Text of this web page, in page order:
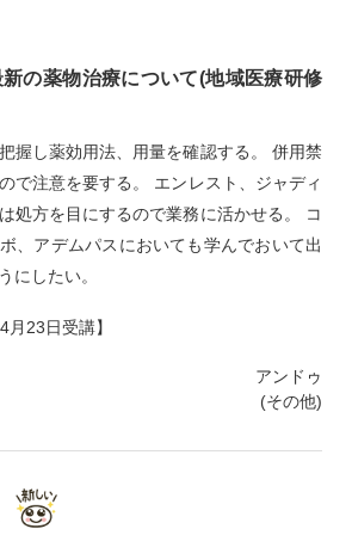
の薬物治療について(地域医療研修
握し薬効用法、用量を確認する。 併用禁
で注意を要する。 エンレスト、ジャディ
処方を目にするので業務に活かせる。 コ
、アデムパスにおいても学んでおいて出
にしたい。
月23日受講】
アンドゥ
(その他)